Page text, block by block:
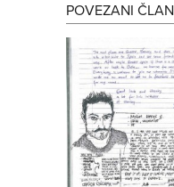
POVEZANI